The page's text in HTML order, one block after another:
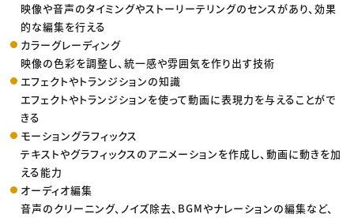
映像や音声のタイミングやストーリーテリングのセンスがあり、効果
的な編集を行える
カラーグレーディング
映像の色彩を調整し、統一感や雰囲気を作り出す技術
エフェクトやトランジションの知識
エフェクトやトランジションを使って動画に表現力を与えることがで
きる
モーショングラフィックス
テキストやグラフィックスのアニメーションを作成し、動画に動きを加
える能力
オーディオ編集
音声のクリーニング、ノイズ除去、BGMやナレーションの編集など、